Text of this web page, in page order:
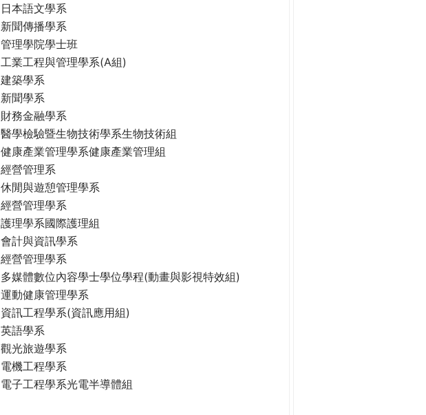
日本語文學系
新聞傳播學系
管理學院學士班
工業工程與管理學系(A組)
建築學系
新聞學系
財務金融學系
醫學檢驗暨生物技術學系生物技術組
健康產業管理學系健康產業管理組
經營管理系
休閒與遊憩管理學系
經營管理學系
護理學系國際護理組
會計與資訊學系
經營管理學系
多媒體數位內容學士學位學程(動畫與影視特效組)
運動健康管理學系
資訊工程學系(資訊應用組)
英語學系
觀光旅遊學系
電機工程學系
電子工程學系光電半導體組